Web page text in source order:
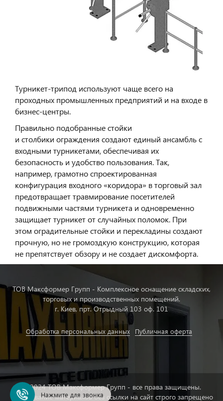
Турникет-трипод используют чаще всего на
проходных промышленных предприятий и на входе в
бизнес-центры.
Правильно подобранные стойки
и столбики ограждения создают единый ансамбль с
входными турникетами, обеспечивая их
безопасность и удобство пользования. Так,
например, грамотно спроектированная
конфигурация входного «коридора» в торговый зал
предотвращает травмирование посетителей
подвижными частями турникета и одновременно
защищает турникет от случайных поломок. При
этом оградительные стойки и перекладины создают
прочную, но не громоздкую конструкцию, которая
не препятствует обзору и не создает дискомфорта.
ТОВ Максформер Групп - Комплексное оснащение складских,
торговых и производственных помещений.
г. Киев, прт. Отрыдный 103 оф. 101
Обработка персональных данных Публичная оферта
© 2024 ТОВ Максформер Групп - все права защищены.
Копирование материалов без ссылки на сайт строго запрещено
Нажмите для звонка